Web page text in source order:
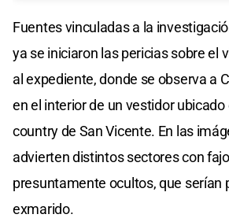
Fuentes vinculadas a la
ya se iniciaron las pericias sobre el
al expediente, donde se observa a
en el interior de un vestidor ubicado
country de San Vicente. En las
advierten distintos sectores con
presuntamente ocultos, que serían
exmarido.